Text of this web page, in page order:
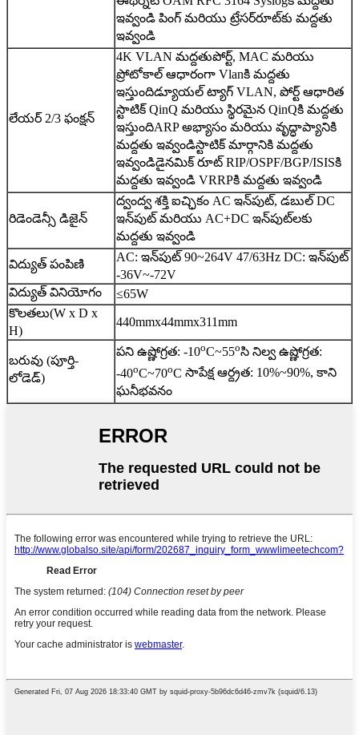
ఇవ్వండి పింగ్ మరియు ట్రేసర్‌రూట్‌కు మద్దతు
ఇవ్వండి
లేయర్ 2/3 ఫంక్షన్
4K VLAN మద్దతుపోర్ట్, MAC మరియు
ప్రోటోకాల్ ఆధారంగా Vlanకి మద్దతు
ఇస్తుందిడ్యూయల్ ట్యాగ్ VLAN, పోర్ట్ ఆధారిత
స్టాటిక్ QinQ మరియు స్థిరమైన QinQకి మద్దతు
ఇస్తుందిARP అభ్యాసం మరియు వృద్ధాప్యానికి
మద్దతు ఇవ్వండిస్టాటిక్ మార్గానికి మద్దతు
ఇవ్వండిడైనమిక్ రూట్ RIP/OSPF/BGP/ISISకి
మద్దతు ఇవ్వండి VRRPకి మద్దతు ఇవ్వండి
రిడెండెన్సీ డిజైన్
ద్వంద్వ శక్తి ఐచ్ఛికం AC ఇన్‌పుట్, డబుల్ DC
ఇన్‌పుట్ మరియు AC+DC ఇన్‌పుట్‌లకు
మద్దతు ఇవ్వండి
విద్యుత్ పంపిణి
AC: ఇన్‌పుట్ 90~264V 47/63Hz DC: ఇన్‌పుట్
-36V~-72V
విద్యుత్ వినియోగం
≤65W
కొలతలు(W x D x
H)
440mmx44mmx311mm
బరువు (పూర్తి-
లోడెడ్)
పని ఉష్ణోగ్రత: -10oC~55oసి నిల్వ ఉష్ణోగ్రత:
-40oC~70oC సాపేక్ష ఆర్ద్రత: 10%~90%, కాని
ఘనీభవనం